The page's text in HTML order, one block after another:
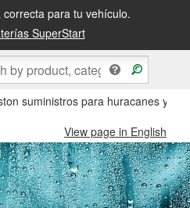
para tu vehículo.
SuperStart
suministros para huracanes y
View page in English